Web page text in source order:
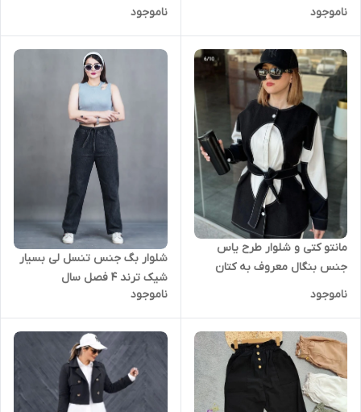
ناموجود ناموجود
مانتو کتی و شلوار طرح یاس
جنس بنگال معروف به کتان
کش
ناموجود
شلوار بگ جنس تنسل لی بسیار
شیک ترند ۴ فصل سال
ناموجود